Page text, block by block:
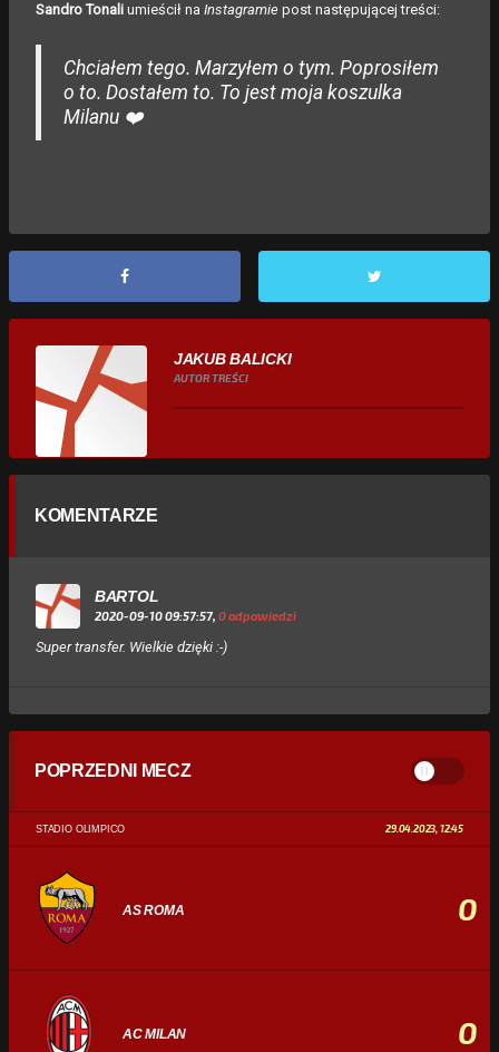
Sandro Tonali umieścił na Instagramie post następującej treści:
Chciałem tego. Marzyłem o tym. Poprosiłem
o to. Dostałem to. To jest moja koszulka
Milanu ❤️
JAKUB BALICKI
AUTOR TREŚCI
KOMENTARZE
BARTOL
2020-09-10 09:57:57, 0 odpowiedzi
Super transfer. Wielkie dzięki :-)
POPRZEDNI MECZ
STADIO OLIMPICO 29.04.2023, 12:45
AS ROMA 0
AC MILAN 0